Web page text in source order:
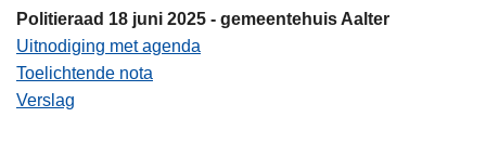
Politieraad 18 juni 2025 - gemeentehuis Aalter
Uitnodiging met agenda
Toelichtende nota
Verslag